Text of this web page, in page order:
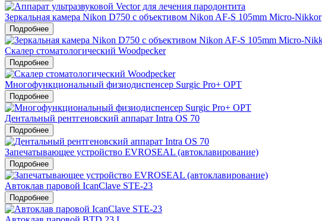
Зеркальная камера Nikon D750 c объективом Nikon AF-S 105mm Micro-Nikkor
Подробнее
Скалер стоматологический Woodpecker
Подробнее
Многофункциональный физиодиспенсер Surgic Pro+ OPT
Подробнее
Дентальный рентгеновский аппарат Intra OS 70
Подробнее
Запечатывающее устройство EVROSEAL (автоклавирование)
Подробнее
Автоклав паровой IcanClave STE-23
Подробнее